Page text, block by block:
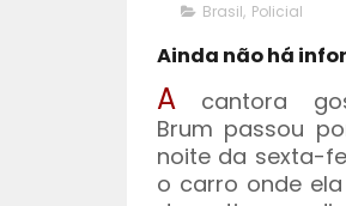
Brasil, Policial
Ainda não há
Acantora
Brum passou
noite da sexta-
o carro onde